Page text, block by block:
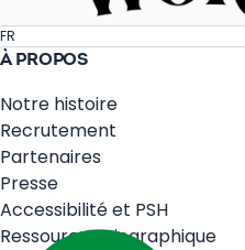
FR
À PROPOS
Notre histoire
Recrutement
Partenaires
Presse
Accessibilité et PSH
Ressources Biographique